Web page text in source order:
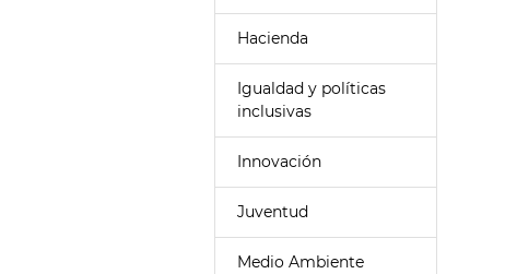
Hacienda
Igualdad y políticas
inclusivas
Innovación
Juventud
Medio Ambiente